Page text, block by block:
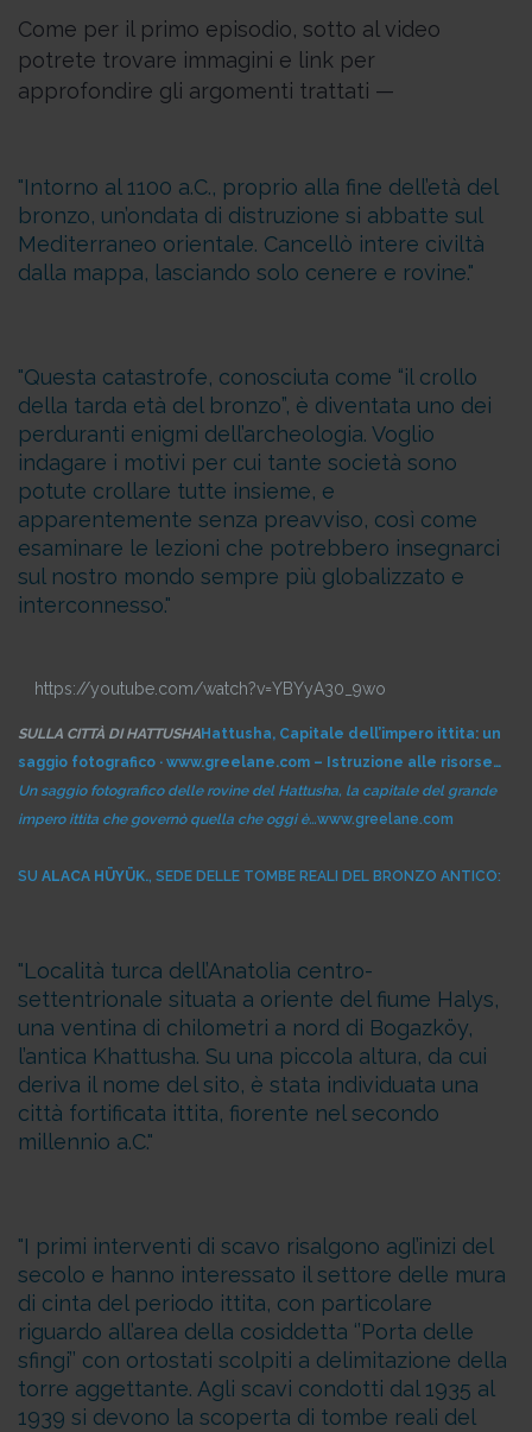
Come per il primo episodio, sotto al video
potrete trovare immagini e link per
approfondire gli argomenti trattati —
Intorno al 1100 a.C., proprio alla fine dell’età del
bronzo, un’ondata di distruzione si abbatte sul
Mediterraneo orientale. Cancellò intere civiltà
dalla mappa, lasciando solo cenere e rovine.
Questa catastrofe, conosciuta come “il crollo
della tarda età del bronzo”, è diventata uno dei
perduranti enigmi dell’archeologia. Voglio
indagare i motivi per cui tante società sono
potute crollare tutte insieme, e
apparentemente senza preavviso, così come
esaminare le lezioni che potrebbero insegnarci
sul nostro mondo sempre più globalizzato e
interconnesso.
https://youtube.com/watch?v=YBYyA30_9wo
SULLA CITTÀ DI HATTUSHAHattusha, Capitale dell’impero ittita: un
saggio fotografico · www.greelane.com – Istruzione alle risorse…
Un saggio fotografico delle rovine del Hattusha, la capitale del grande
impero ittita che governò quella che oggi è…www.greelane.com
SU ALACA HÜYÜK., SEDE DELLE TOMBE REALI DEL BRONZO ANTICO:
Località turca dell’Anatolia centro-
settentrionale situata a oriente del fiume Halys,
una ventina di chilometri a nord di Bogazköy,
l’antica Khattusha. Su una piccola altura, da cui
deriva il nome del sito, è stata individuata una
città fortificata ittita, fiorente nel secondo
millennio a.C.
I primi interventi di scavo risalgono agl’inizi del
secolo e hanno interessato il settore delle mura
di cinta del periodo ittita, con particolare
riguardo all’area della cosiddetta ‘’Porta delle
sfingi’’ con ortostati scolpiti a delimitazione della
torre aggettante. Agli scavi condotti dal 1935 al
1939 si devono la scoperta di tombe reali del